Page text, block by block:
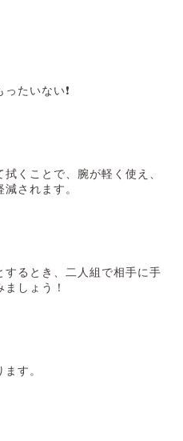
たいない❗
くことで、腕が軽く使え、
されます。
するとき、二人組で相手に手
しょう！
す。